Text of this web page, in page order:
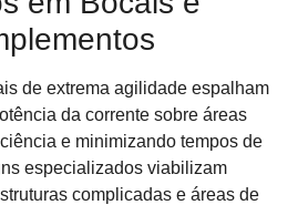
de extrema agilidade espalham
da corrente sobre áreas
e minimizando tempos de
especializados viabilizam
complicadas e áreas de